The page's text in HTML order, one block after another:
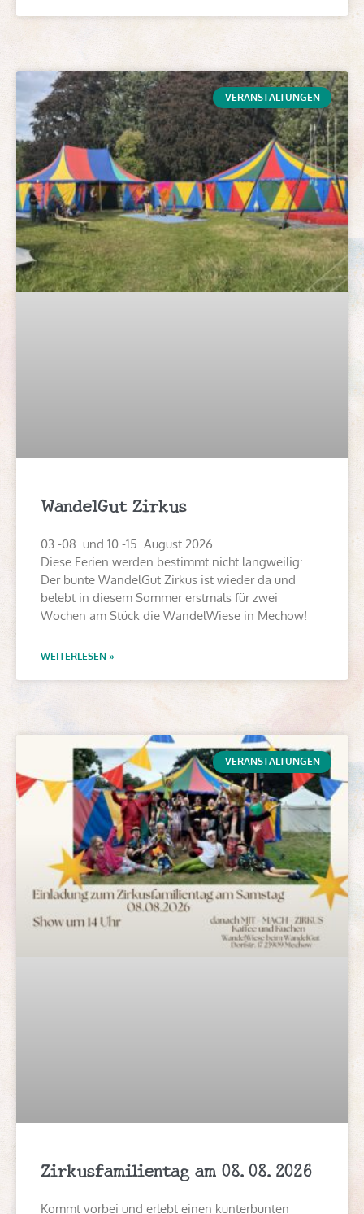
VERANSTALTUNGEN
WandelGut Zirkus
03.-08. und 10.-15. August 2026
Diese Ferien werden bestimmt nicht langweilig:
Der bunte WandelGut Zirkus ist wieder da und
belebt in diesem Sommer erstmals für zwei
Wochen am Stück die WandelWiese in Mechow!
WEITERLESEN »
VERANSTALTUNGEN
Zirkusfamilientag am 08.08.2026
Kommt vorbei und erlebt einen kunterbunten